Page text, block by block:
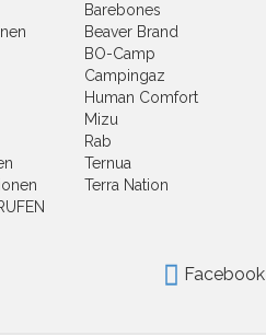
Barebones
Beaver Brand
BO-Camp
Campingaz
Human Comfort
Mizu
Rab
Ternua
Terra Nation
Facebook